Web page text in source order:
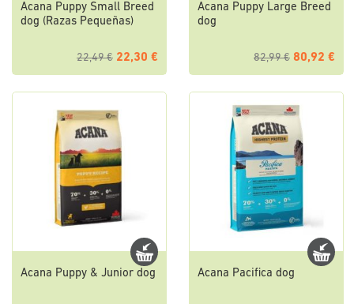
Acana Puppy Small Breed
dog (Razas Pequeñas)
22,49 € 22,30 €
Acana Puppy Large Breed
dog
82,99 € 80,92 €
Acana Puppy & Junior dog Acana Pacifica dog